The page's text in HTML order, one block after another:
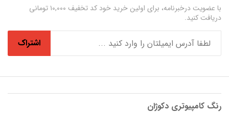
با عضویت درخبرنامه، برای اولین خرید خود کد تخفیف ۱۰,۰۰۰ تومانی
دریافت کنید.
اشتراک
رنگ کامپیوتری دکوژان